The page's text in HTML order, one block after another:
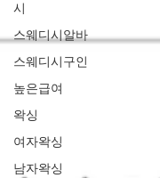
시
스웨디시알바
스웨디시구인
높은급여
왁싱
여자왁싱
남자왁싱